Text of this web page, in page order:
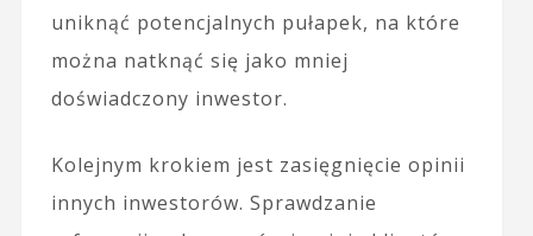
uniknąć potencjalnych pułapek, na które
można natknąć się jako mniej
doświadczony inwestor.
Kolejnym krokiem jest zasięgnięcie opinii
innych inwestorów. Sprawdzanie